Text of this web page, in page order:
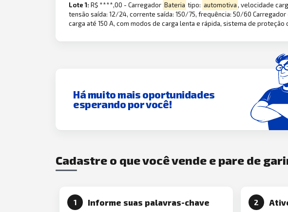
Lote 1:R$ ****,00 - Carregador Bateria tipo: automotiva, velocidade
tensão saída: 12/24, corrente saída: 150/75, frequência: 50/60 Carregador
carga até 150 A, com modos de carga lenta e rápida, sistema de
Há muito mais oportunidades
esperando por você!
Cadastre o que você vende e pare de
1 Informe suas palavras-chave 2